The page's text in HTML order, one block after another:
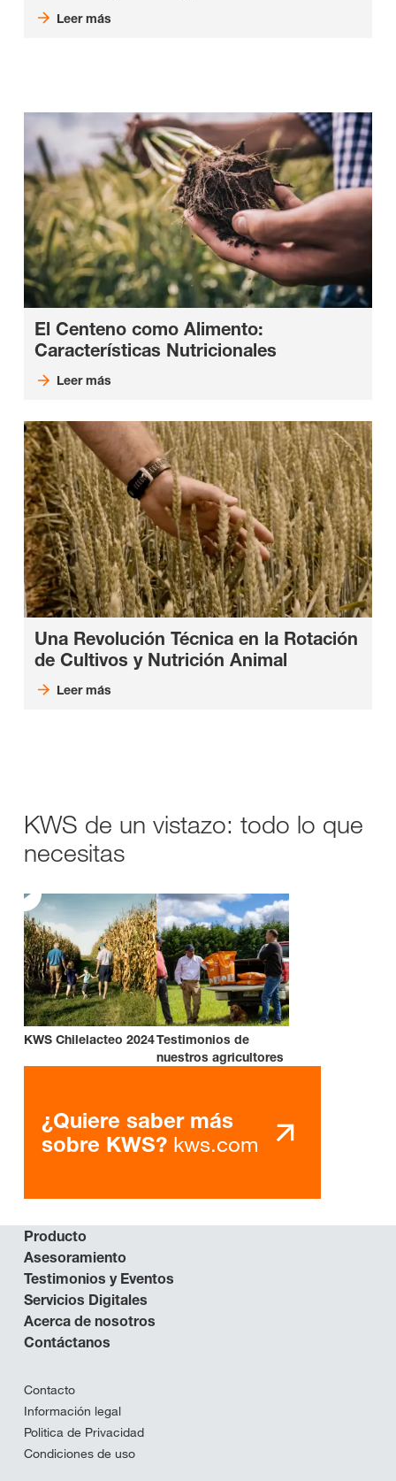
Leer más
El Centeno como Alimento:
Características Nutricionales
Leer más
Una Revolución Técnica en la Rotación
de Cultivos y Nutrición Animal
Leer más
KWS de un vistazo: todo lo que
necesitas
KWS Chilelacteo 2024Testimonios de
nuestros agricultores
¿Quiere saber más
sobre KWS? kws.com
Producto
Asesoramiento
Testimonios y Eventos
Servicios Digitales
Acerca de nosotros
Contáctanos
Contacto
Información legal
Politica de Privacidad
Condiciones de uso